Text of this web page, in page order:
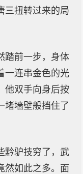
三扭转过来的局
踏前一步，身体
一连串金色的光
他双手向身后按
堵墙壁般挡住了
黔驴技穷了，武
然如此之多。面